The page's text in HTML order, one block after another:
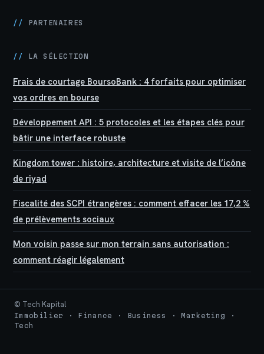
// PARTENAIRES
// LA SÉLECTION
Frais de courtage BoursoBank : 4 forfaits pour optimiser
vos ordres en bourse
Développement API : 5 protocoles et les étapes clés pour
bâtir une interface robuste
Kingdom tower : histoire, architecture et visite de l’icône
de riyad
Fiscalité des SCPI étrangères : comment effacer les 17,2 %
de prélèvements sociaux
Mon voisin passe sur mon terrain sans autorisation :
comment réagir légalement
© Tech Kapital
Immobilier · Finance · Business · Marketing ·
Tech